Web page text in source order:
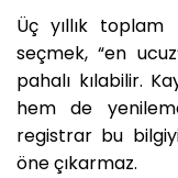
Üç yıllık
seçmek, “en
pahalı kılabilir.
hem de
registrar bu
öne çıkarmaz.